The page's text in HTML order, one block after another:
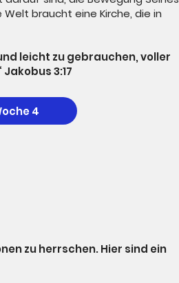
braucht eine Kirche, die in
leicht zu gebrauchen, voller
3:17
4
zu herrschen. Hier sind ein